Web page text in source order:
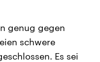
genug gegen
schwere
Es sei